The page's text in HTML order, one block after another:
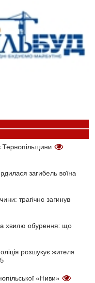
Тернопільщини
загибель воїна
трагічно загинув
хвилю обурення: що
розшукує жителя
«Ниви»